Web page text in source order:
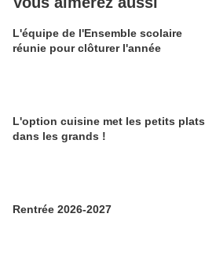
L'équipe de l'Ensemble scolaire
réunie pour clôturer l'année
L'option cuisine met les petits plats
dans les grands !
Rentrée 2026-2027